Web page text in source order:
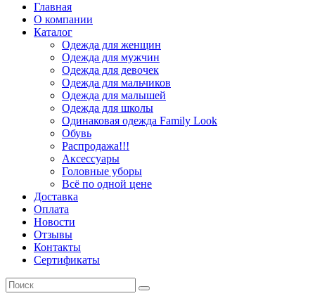
Главная
О компании
Каталог
Одежда для женщин
Одежда для мужчин
Одежда для девочек
Одежда для мальчиков
Одежда для малышей
Одежда для школы
Одинаковая одежда Family Look
Обувь
Распродажа!!!
Аксессуары
Головные уборы
Всё по одной цене
Доставка
Оплата
Новости
Отзывы
Контакты
Сертификаты